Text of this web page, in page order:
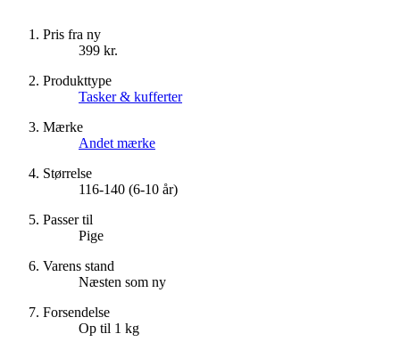
Pris fra ny
399 kr.
Produkttype
Tasker & kufferter
Mærke
Andet mærke
Størrelse
116-140 (6-10 år)
Passer til
Pige
Varens stand
Næsten som ny
Forsendelse
Op til 1 kg